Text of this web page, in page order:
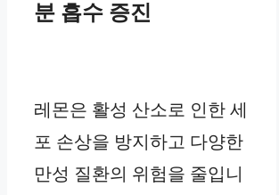
분 흡수 증진
레몬은 활성 산소로 인한 세
포 손상을 방지하고 다양한
만성 질환의 위험을 줄입니